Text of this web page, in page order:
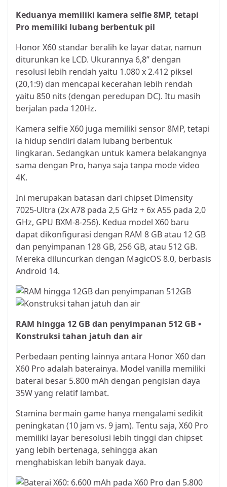
Keduanya memiliki kamera selfie 8MP, tetapi
Pro memiliki lubang berbentuk pil
Honor X60 standar beralih ke layar datar, namun
diturunkan ke LCD. Ukurannya 6,8” dengan
resolusi lebih rendah yaitu 1.080 x 2.412 piksel
(20,1:9) dan mencapai kecerahan lebih rendah
yaitu 850 nits (dengan peredupan DC). Itu masih
berjalan pada 120Hz.
Kamera selfie X60 juga memiliki sensor 8MP, tetapi
ia hidup sendiri dalam lubang berbentuk
lingkaran. Sedangkan untuk kamera belakangnya
sama dengan Pro, hanya saja tanpa mode video
4K.
Ini merupakan batasan dari chipset Dimensity
7025-Ultra (2x A78 pada 2,5 GHz + 6x A55 pada 2,0
GHz, GPU BXM-8-256). Kedua model X60 baru
dapat dikonfigurasi dengan RAM 8 GB atau 12 GB
dan penyimpanan 128 GB, 256 GB, atau 512 GB.
Mereka diluncurkan dengan MagicOS 8.0, berbasis
Android 14.
RAM hingga 12 GB dan penyimpanan 512 GB •
Konstruksi tahan jatuh dan air
Perbedaan penting lainnya antara Honor X60 dan
X60 Pro adalah baterainya. Model vanilla memiliki
baterai besar 5.800 mAh dengan pengisian daya
35W yang relatif lambat.
Stamina bermain game hanya mengalami sedikit
peningkatan (10 jam vs. 9 jam). Tentu saja, X60 Pro
memiliki layar beresolusi lebih tinggi dan chipset
yang lebih bertenaga, sehingga akan
menghabiskan lebih banyak daya.